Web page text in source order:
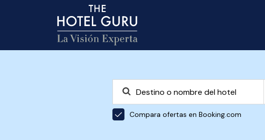
Compara ofertas en Booking.com